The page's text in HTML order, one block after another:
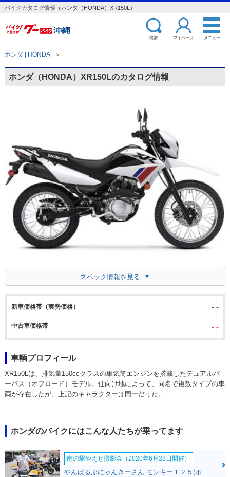
バイクカタログ情報（ホンダ（HONDA）XR150L）
検索 マイページ メニュー
ホンダ | HONDA ＞
ホンダ（HONDA）XR150Lのカタログ情報
スペック情報を見る
新車価格帯（実勢価格） - -
中古車価格帯 - -
車輌プロフィール
XR150Lは、排気量150ccクラスの単気筒エンジンを搭載したデュアルパ
ーパス（オフロード）モデル。仕向け地によって、同名で複数タイプの車
両が存在したが、上記のキャラクターは同一だった。
ホンダのバイクにはこんな人たちが乗ってます
南の駅やえせ撮影会（2020年6月28日開催）
やんばるぶにゃんきーさん:モンキー１２５(ホンダ)